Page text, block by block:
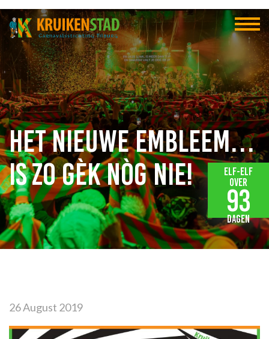
Het nieuwe embleem…
is zo gèk nòg nie!
26 August 2019
Elf-elf
over
93
dagen